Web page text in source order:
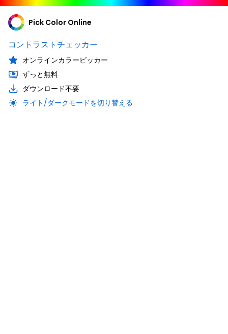
Pick Color Online
コントラストチェッカー
オンラインカラーピッカー
ずっと無料
ダウンロード不要
ライト/ダークモードを切り替える